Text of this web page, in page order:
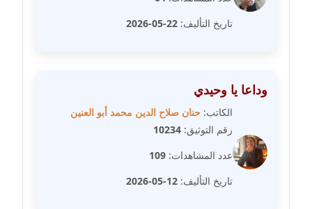
مدونة صفا غنيم
عاملة
عاملة
تاريخ التأليف: 22-05-2026
وداعا يا وحيدي
الكاتب: حنان صلاح الدين محمد أبو العنين
رقم التوثيق: 10234
عدد المشاهدات: 109
تاريخ التأليف: 12-05-2026